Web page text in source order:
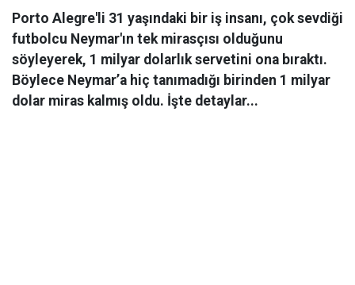
Porto Alegre'li 31 yaşındaki bir iş insanı, çok sevdiği
futbolcu Neymar'ın tek mirasçısı olduğunu
söyleyerek, 1 milyar dolarlık servetini ona bıraktı.
Böylece Neymar’a hiç tanımadığı birinden 1 milyar
dolar miras kalmış oldu. İşte detaylar...